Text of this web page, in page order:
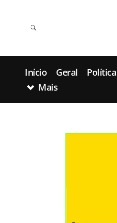
Início Geral Política
Mais